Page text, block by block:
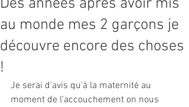
Des années après avoir mis
au monde mes 2 garçons je
découvre encore des choses
!
Je serai d'avis qu'à la maternité au
moment de l'accouchement on nous